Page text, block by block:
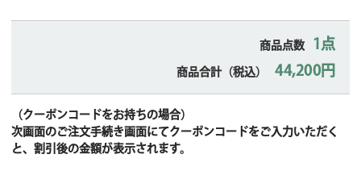
商品点数 1点
商品合計（税込） 44,200円
（クーポンコードをお持ちの場合）
次画面のご注文手続き画面にてクーポンコードをご入力いただく
と、割引後の金額が表示されます。